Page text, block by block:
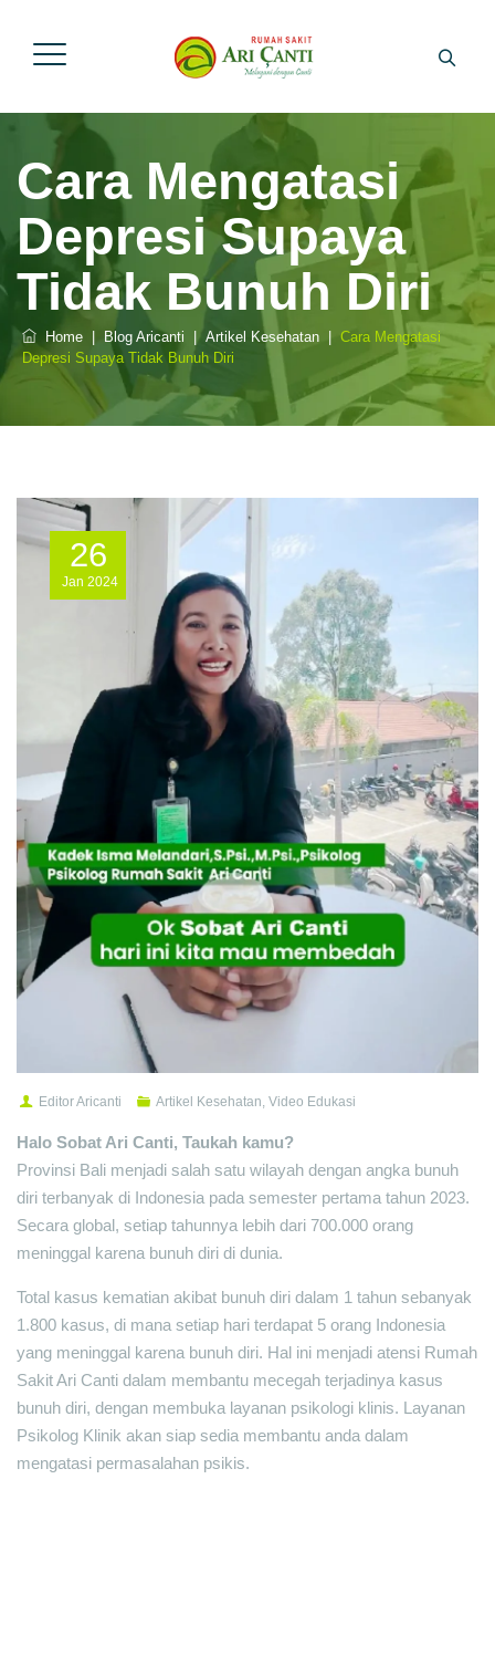
Cara Mengatasi
Depresi Supaya
Tidak Bunuh Diri
Home Blog Aricanti | Artikel Kesehatan
Cara Mengatasi
Depresi Supaya Tidak Bunuh Diri
26
Jan 2024
Editor Aricanti Artikel Kesehatan, Video Edukasi
Halo Sobat Ari Canti, Taukah kamu?
Provinsi Bali menjadi salah satu wilayah dengan angka bunuh
diri terbanyak di Indonesia pada semester pertama tahun 2023.
Secara global, setiap tahunnya lebih dari 700.000 orang
meninggal karena bunuh diri di dunia.
Total kasus kematian akibat bunuh diri dalam 1 tahun sebanyak
1.800 kasus, di mana setiap hari terdapat 5 orang Indonesia
yang meninggal karena bunuh diri. Hal ini menjadi atensi Rumah
Sakit Ari Canti dalam membantu mecegah terjadinya kasus
bunuh diri, dengan membuka layanan psikologi klinis. Layanan
Psikolog Klinik akan siap sedia membantu anda dalam
mengatasi permasalahan psikis.